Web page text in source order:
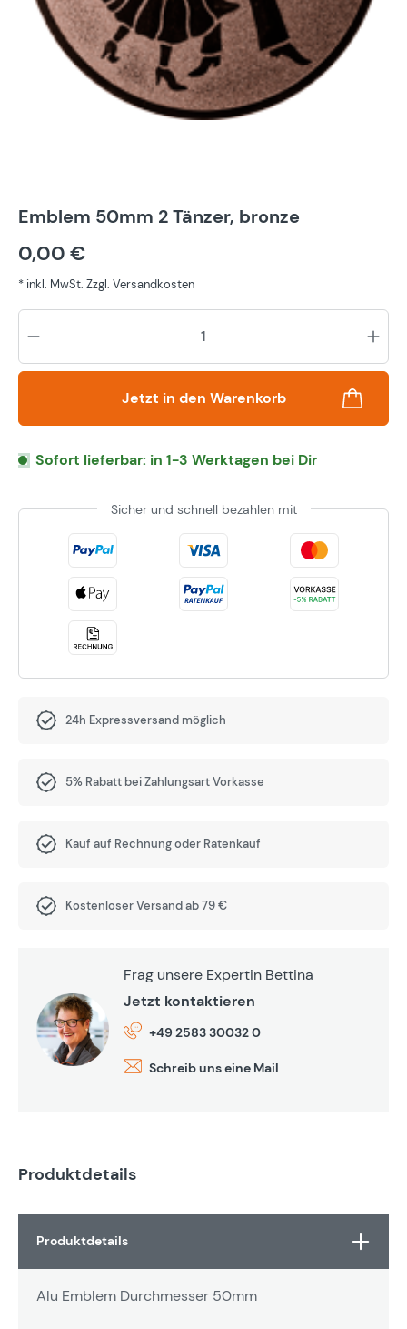
Emblem 50mm 2 Tänzer, bronze
0,00 €
* inkl. MwSt. Zzgl. Versandkosten
Jetzt in den Warenkorb
Sofort lieferbar: in 1-3 Werktagen bei Dir
Sicher und schnell bezahlen mit
24h Expressversand möglich
5% Rabatt bei Zahlungsart Vorkasse
Kauf auf Rechnung oder Ratenkauf
Kostenloser Versand ab 79 €
Frag unsere Expertin Bettina
Jetzt kontaktieren
+49 2583 30032 0
Schreib uns eine Mail
Produktdetails
Produktdetails
Alu Emblem Durchmesser 50mm